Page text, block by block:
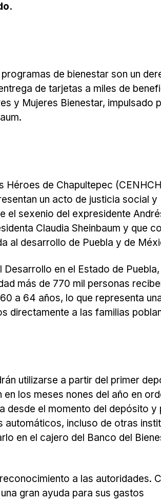
de bienestar son un
de tarjetas a miles de
y Mujeres Bienestar, impulsado
de Chapultepec
un acto de justicia social y
el sexenio del expresidente
Claudia Sheinbaum y que
al desarrollo de Puebla y de
en el Estado de Puebla,
más de 770 mil personas
a 64 años, lo que representa
directamente a las familias
utilizarse a partir del primer
los meses nones del año en
desde el momento del depósito y
incluso de otras
en el cajero del Banco del
a las autoridades.
gran ayuda para sus gastos